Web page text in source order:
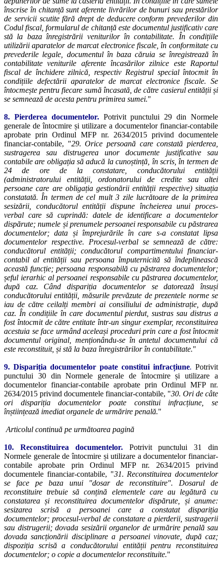
înscrise în chitanță sunt aferente livrărilor de bunuri sau prestărilor
de servicii scutite fără drept de deducere conform prevederilor din
Codul fiscal, formularul de chitanță este documentul justificativ care
stă la baza înregistrării veniturilor în contabilitate. În condițiile
utilizării aparatelor de marcat electronice fiscale, în conformitate cu
prevederile legale, documentul în baza căruia se înregistrează în
contabilitate veniturile aferente încasărilor zilnice este Raportul
fiscal de închidere zilnică, respectiv Registrul special întocmit în
condițiile defectării aparatelor de marcat electronice fiscale. Se
întocmește pentru fiecare sumă încasată, de către casierul entității și
se semnează de acesta pentru primirea sumei."
8. Pierderea documentelor. Potrivit punctului 29 din Normele
generale de întocmire și utilizare a documentelor financiar-contabile
aprobate prin Ordinul MFP nr. 2634/2015 privind documentele
financiar-contabile, "29. Orice persoană care constată pierderea,
sustragerea sau distrugerea unor documente justificative sau
contabile are obligația să aducă la cunoștință, în scris, în termen de
24 de ore de la constatare, conducătorului entității
(administratorului entității, ordonatorului de credite sau altei
persoane care are obligația gestionării entității respective) situația
constatată. În termen de cel mult 3 zile lucrătoare de la primirea
sesizării, conducătorul entității dispune încheierea unui proces-
verbal care să cuprindă: datele de identificare a documentelor
dispărute; numele și prenumele persoanei responsabile cu păstrarea
documentelor; data și împrejurările în care s-a constatat lipsa
documentelor respective. Procesul-verbal se semnează de către:
conducătorul entității; conducătorul compartimentului financiar-
contabil al entității sau persoana împuternicită să îndeplinească
această funcție; persoana responsabilă cu păstrarea documentelor;
șeful ierarhic al persoanei responsabile cu păstrarea documentelor,
după caz. Când dispariția documentelor se datorează însuși
conducătorului entității, măsurile prevăzute de prezentele norme se
iau de către ceilalți membri ai consiliului de administrație, după
caz. În condițiile în care documentul pierdut, sustras sau distrus a
fost întocmit de către entitate într-un singur exemplar, reconstituirea
acestuia se face urmând aceleași proceduri prin care a fost întocmit
documentul original, menționându-se în antetul documentului că
este reconstituit, și stă la baza înregistrărilor în contabilitate."
9. Dispariția documentelor poate constitui infracțiune. Potrivit
punctului 30 din Normele generale de întocmire și utilizare a
documentelor financiar-contabile aprobate prin Ordinul MFP nr.
2634/2015 privind documentele financiar-contabile, "30. Ori de câte
ori dispariția documentelor poate constitui infracțiune, se
înștiințează imediat organele de urmărire penală."
Articolul continuă pe următoarea pagină
10. Reconstituirea documentelor. Potrivit punctului 31 din
Normele generale de întocmire și utilizare a documentelor financiar-
contabile aprobate prin Ordinul MFP nr. 2634/2015 privind
documentele financiar-contabile, "31. Reconstituirea documentelor
se face pe baza unui "dosar de reconstituire". Dosarul de
reconstituire trebuie să conțină elementele care au legătură cu
constatarea și reconstituirea documentelor dispărute, și anume:
sesizarea scrisă a persoanei care a constatat dispariția
documentelor; procesul-verbal de constatare a pierderii, sustragerii
sau distrugerii; dovada sesizării organelor de urmărire penală sau
dovada sancționării disciplinare a persoanei vinovate, după caz;
dispoziția scrisă a conducătorului entității pentru reconstituirea
documentelor; o copie a documentelor reconstituite."